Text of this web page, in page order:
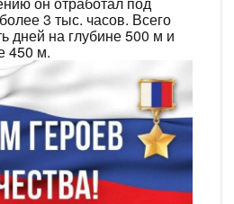
3 тыс. часов. Всего
дней на глубине 500 м и
450 м.